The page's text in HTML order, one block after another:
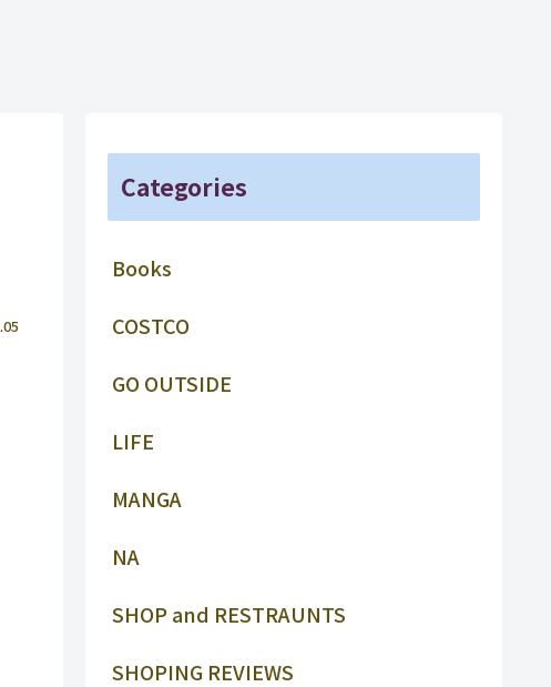
Categories
Books
COSTCO
GO OUTSIDE
LIFE
MANGA
NA
SHOP and RESTRAUNTS
SHOPING REVIEWS